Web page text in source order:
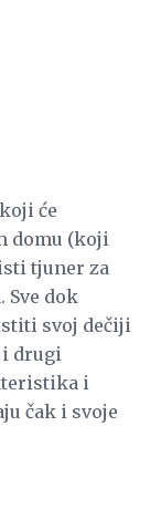
koji će
domu (koji
tjuner za
dok
svoj dečiji
drugi
i
čak i svoje